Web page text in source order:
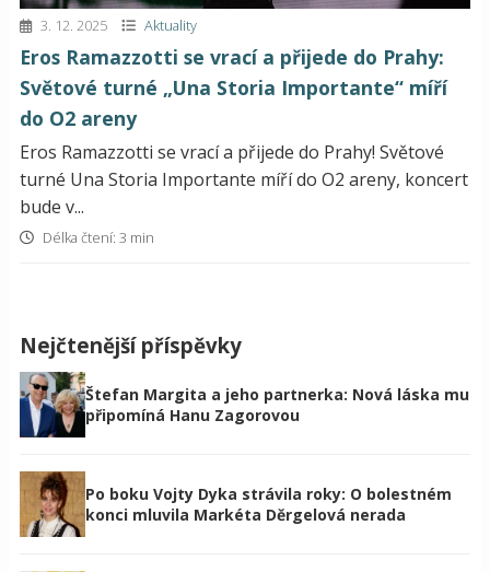
3. 12. 2025 Aktuality
Eros Ramazzotti se vrací a přijede do Prahy:
Světové turné „Una Storia Importante“ míří
do O2 areny
Eros Ramazzotti se vrací a přijede do Prahy! Světové
turné Una Storia Importante míří do O2 areny, koncert
bude v...
Délka čtení: 3 min
Nejčtenější příspěvky
Štefan Margita a jeho partnerka: Nová láska mu
připomíná Hanu Zagorovou
Po boku Vojty Dyka strávila roky: O bolestném
konci mluvila Markéta Děrgelová nerada